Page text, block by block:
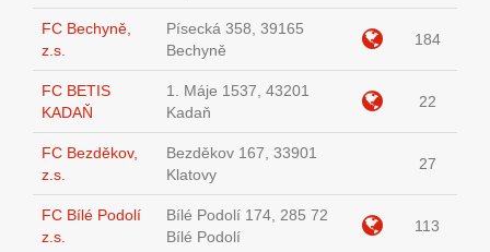
FC Bechyně,
z.s.
Písecká 358, 39165
Bechyně
184
FC BETIS
KADAŇ
1. Máje 1537, 43201
Kadaň
22
FC Bezděkov,
z.s.
Bezděkov 167, 33901
Klatovy
27
FC Bílé Podolí
z.s.
Bílé Podolí 174, 285 72
Bílé Podolí
113